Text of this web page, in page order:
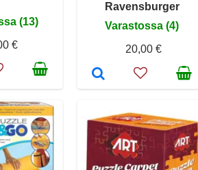
(13)
€
Ravensburger
Varastossa (4)
20,00 €